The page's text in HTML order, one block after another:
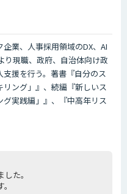
業、人事採用領域のDX、AI
り現職、政府、自治体向け政
援を行う。著書『自分のス
ング」』、続編『新しいス
実践編」』、『中高年リス